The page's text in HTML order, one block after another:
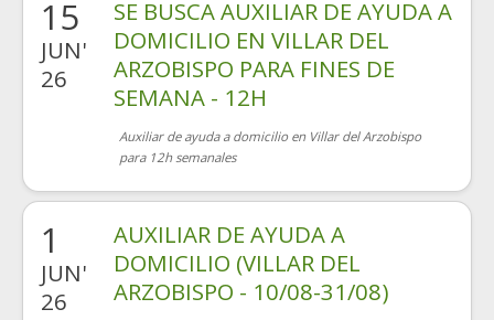
15
JUN'
26
SE BUSCA AUXILIAR DE AYUDA A
DOMICILIO EN VILLAR DEL
ARZOBISPO PARA FINES DE
SEMANA - 12H
Auxiliar de ayuda a domicilio en Villar del Arzobispo
para 12h semanales
1
JUN'
26
AUXILIAR DE AYUDA A
DOMICILIO (VILLAR DEL
ARZOBISPO - 10/08-31/08)